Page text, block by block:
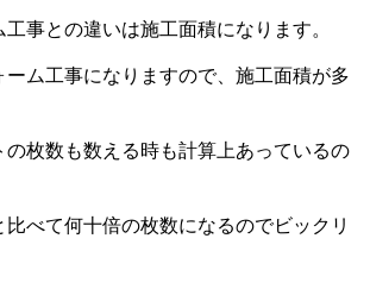
事との違いは施工面積になります。
ーム工事になりますので、施工面積が多
の枚数も数える時も計算上あっているの
べて何十倍の枚数になるのでビックリ